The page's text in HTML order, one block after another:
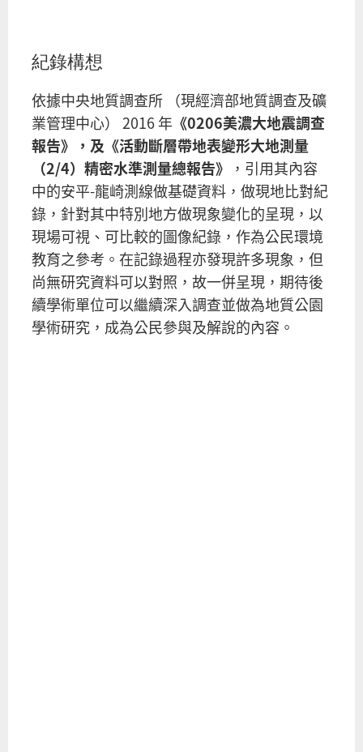
紀錄構想
依據中央地質調查所 （現經濟部地質調查及礦
業管理中心） 2016 年《0206美濃大地震調查
報告》，及《活動斷層帶地表變形大地測量
（2/4）精密水準測量總報告》
，引用其內容
中的安平-龍崎測線做基礎資料，做現地比對紀
錄，針對其中特別地方做現象變化的呈現，以
現場可視、可比較的圖像紀錄，作為公民環境
教育之參考。在記錄過程亦發現許多現象，但
尚無研究資料可以對照，故一併呈現，期待後
續學術單位可以繼續深入調查並做為地質公園
學術研究，成為公民參與及解說的內容。